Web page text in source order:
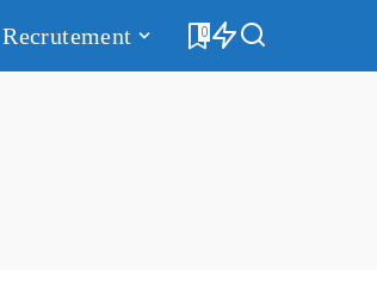
Recrutement 0